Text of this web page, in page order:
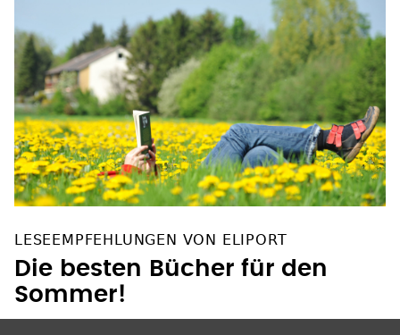
LESEEMPFEHLUNGEN VON ELIPORT
Die besten Bücher für den
Sommer!